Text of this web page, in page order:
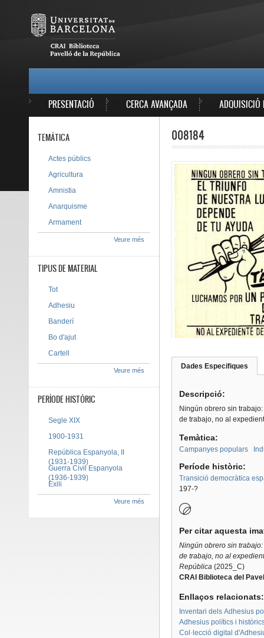
PRESENTACIÓ CERCA AVANÇADA ADQUISICIÓ
008184
Dades Especifiques
Descripció:
Ningún obrero sin
de trabajo, no al
Temàtica:
Campanyes populars
Període històric:
Transició democràtica
197-?
Per citar aquesta
Ningún obrero sin
de trabajo, no al
República(2025_C)
CRAI Biblioteca del
Enllaços
Inventari dels Adhesius
Adhesius polítics i
Col·lecció digital
TEMÀTICA
Actes públics
Agricultura
Amnistia
Anarquisme
Armament
Veure més
TIPUS DE MATERIAL
Tot
Adhesiu
Banderí
Bo d'ajut
Cartell
Veure més
PERÍODE HISTÒRIC
Segle XIX
1900-1931
República Espanyola, II
(1931-1939)
Guerra Civil Espanyola
(1936-1939)
Exili
Veure més